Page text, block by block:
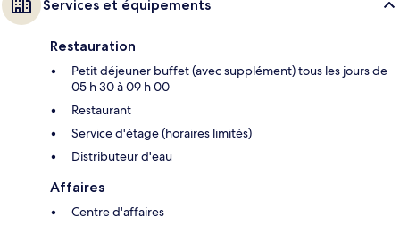
Services et équipements
Restauration
Petit déjeuner buffet (avec supplément) tous les jours de
05 h 30 à 09 h 00
Restaurant
Service d'étage (horaires limités)
Distributeur d'eau
Affaires
Centre d'affaires